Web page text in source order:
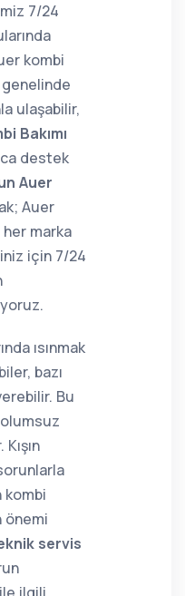
7/24
kombi
genelinde
ulaşabilir,
Bakımı
destek
Auer
Auer
marka
için 7/24
ısınmak
bazı
Bu
olumsuz
kombi
önemi
servis